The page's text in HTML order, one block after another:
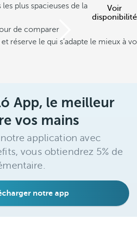
les plus spacieuses de la
Voir
disponibilité
de comparer
réserve le qui s’adapte le mieux à
App, le meilleur
vos mains
application avec
vous obtiendrez 5% de
notre app